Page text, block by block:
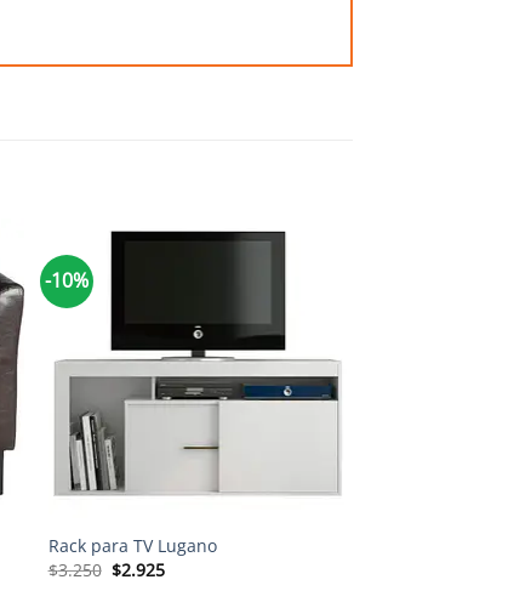
-10%
+
Rack para TV Lugano
$3.250 El
$2.925El